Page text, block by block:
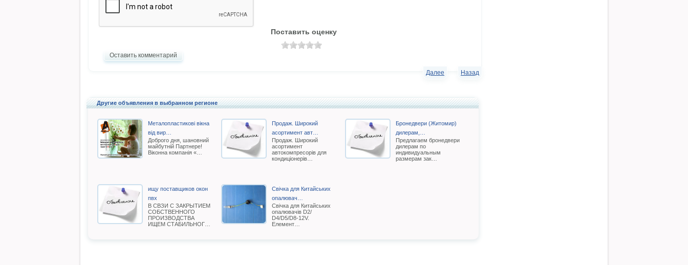
Поставить оценку
Оставить комментарий
Назад
Далее
Другие объявления в выбранном регионе
Металопластикові вікна
від вир…
Доброго дня, шановний
майбутній Партнере!
Віконна компанія «…
Продаж. Широкий
асортимент авт…
Продаж. Широкий
асортимент
автокомпресорів для
кондиціонерів…
Бронедвери (Житомир)
дилерам,…
Предлагаем бронедвери
дилерам по
индивидуальным
размерам зак…
ищу поставщиков окон
пвх
В СВЗИ С ЗАКРЫТИЕМ
СОБСТВЕННОГО
ПРОИЗВОДСТВА
ИЩЕМ СТАБИЛЬНОГ…
Свічка для Китайських
опалювач…
Свічка для Китайських
опалювачів D2/
D4/D5/D8-12V.
Елемент…